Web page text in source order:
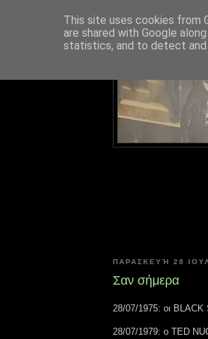
ΠΑΡΑΣΚΕΥΉ 28
Σαν σήμερα
28/07/1975: οι
28/07/1979: ο TED
This site uses cookies from
are shared with Google
statistics, and to detect and